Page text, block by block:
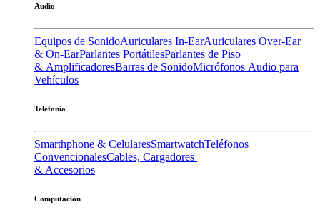
Audio
Equipos de SonidoAuriculares In-EarAuriculares Over-Ear
& On-EarParlantes PortátilesParlantes de Piso
& AmplificadoresBarras de SonidoMicrófonos Audio para
Vehículos
Telefonía
Smarthphone & CelularesSmartwatchTeléfonos
ConvencionalesCables, Cargadores
& Accesorios
Computación